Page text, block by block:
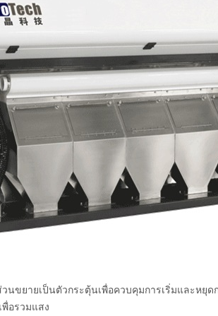
ยายเป็นตัวกระตุ้นเพื่อควบคุมการเริ่มและหยุ
อรวมแสง